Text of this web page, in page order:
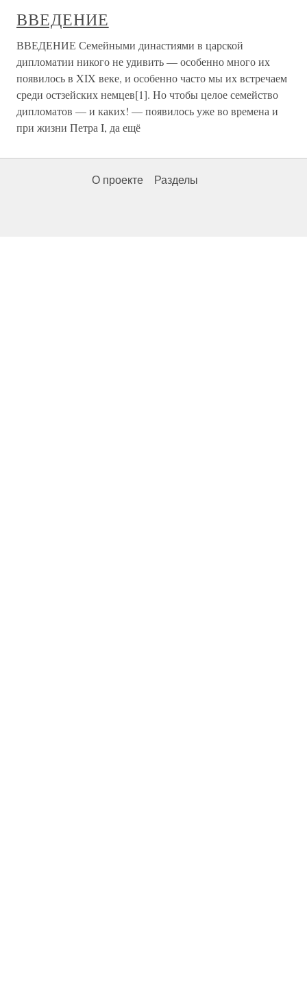
ВВЕДЕНИЕ
ВВЕДЕНИЕ Семейными династиями в царской
дипломатии никого не удивить — особенно много их
появилось в XIX веке, и особенно часто мы их встречаем
среди остзейских немцев[1]. Но чтобы целое семейство
дипломатов — и каких! — появилось уже во времена и
при жизни Петра I, да ещё
О проекте Разделы